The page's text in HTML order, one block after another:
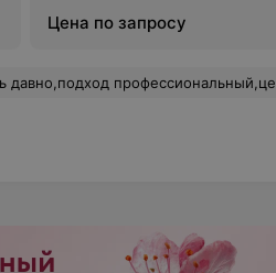
Цена по запросу
доступные,все девочки очень